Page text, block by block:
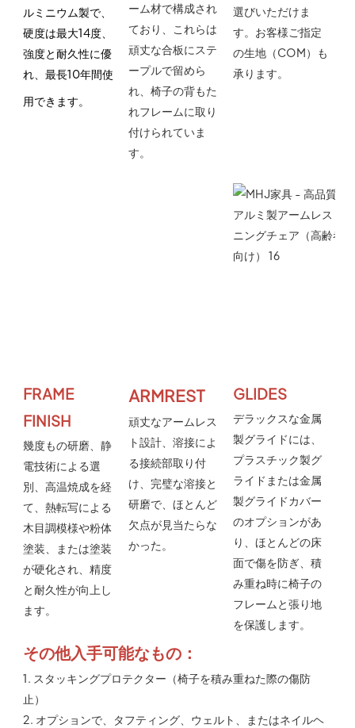
ルミニウム製で、
硬度は最大14度、
強度と耐久性に優
れ、最長10年間使
用できます。
ーム材で構成され
ており、これらは
頑丈な合板にステ
ープルで留めら
れ、椅子の背もた
れフレームに取り
付けられていま
す。
選びいただけま
す。お客様ご指定
の生地（COM）も
承ります。
FRAME
FINISH
幾度もの研磨、静
電技術による選
別、高温焼成を経
て、熱転写による
木目調模様や粉体
塗装、または塗装
が硬化され、精度
と耐久性が向上し
ます。
ARMREST
頑丈なアームレス
ト設計、溶接によ
る接続部取り付
け、 完璧な溶接と
研磨で、ほとんど
欠点が見当たらな
かった。
GLIDES
デラックスな金属
製グライドには、
プラスチック製グ
ライドまたは金属
製グライドカバー
のオプションがあ
り、ほとんどの床
面で傷を防ぎ、積
み重ね時に椅子の
フレームと張り地
を保護します。
その他入手可能なもの：
1. スタッキングプロテクター（椅子を積み重ねた際の傷防
止）
2. オプションで、タフティング、ウェルト、またはネイルヘ